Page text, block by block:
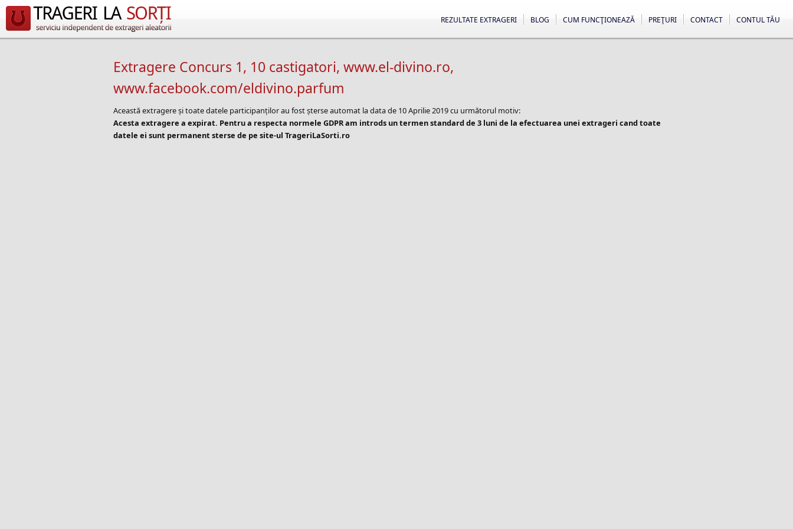
CONTUL TĂU
CONTACT
PREŢURI
CUM FUNCŢIONEAZĂ
BLOG
REZULTATE EXTRAGERI
Extragere Concurs 1, 10 castigatori, www.el-divino.ro,
www.facebook.com/eldivino.parfum
Această extragere și toate datele participanților au fost șterse automat la data de 10 Aprilie 2019 cu următorul motiv:
Acesta extragere a expirat. Pentru a respecta normele GDPR am introds un termen standard de 3 luni de la efectuarea unei extrageri cand toate
datele ei sunt permanent sterse de pe site-ul TrageriLaSorti.ro